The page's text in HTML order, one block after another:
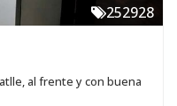
252928
al frente y con buena